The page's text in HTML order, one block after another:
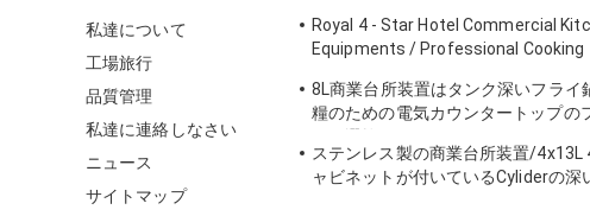
私達について
工場旅行
品質管理
私達に連絡しなさい
ニュース
サイトマップ
Royal 4 - Star Hotel Commercial
Equipments / Professional Cooking
8L商業台所装置はタンク深いフライ
糧のための電気カウンタートップの
ステンレス製の商業台所装置/4x13L
ャビネットが付いているCyliderの深